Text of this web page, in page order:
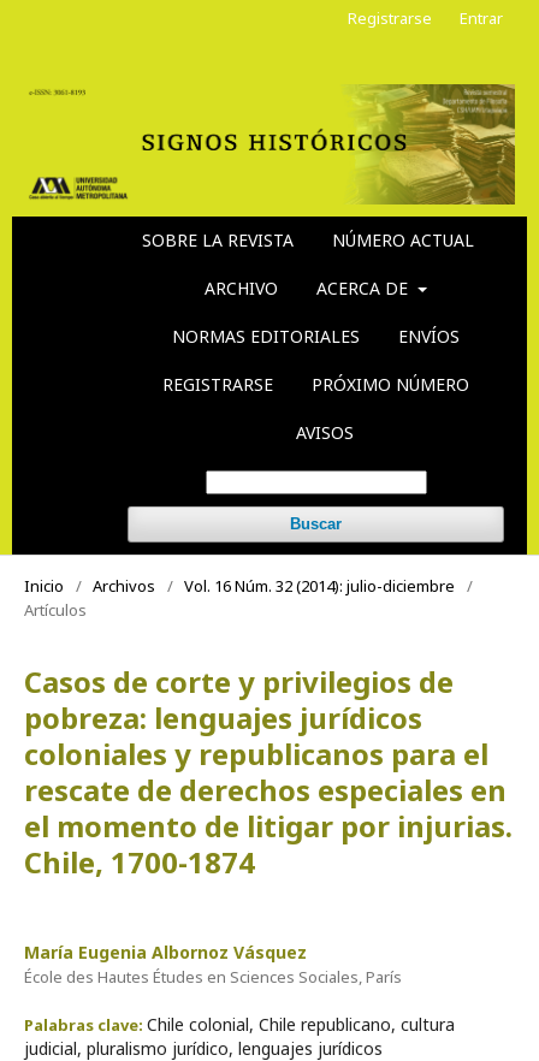
SOBRE LA REVISTA NÚMERO ACTUAL
ARCHIVO ACERCA DE
NORMAS EDITORIALES ENVÍOS
REGISTRARSE PRÓXIMO NÚMERO
AVISOS
Buscar
Registrarse Entrar
Inicio / Archivos / Vol. 16 Núm. 32 (2014): julio-diciembre
/
Artículos
Casos de corte y privilegios de
pobreza: lenguajes jurídicos
coloniales y republicanos para el
rescate de derechos especiales en
el momento de litigar por injurias.
Chile, 1700-1874
María Eugenia Albornoz Vásquez
École des Hautes Études en Sciences Sociales, París
Palabras clave: Chile colonial, Chile republicano, cultura
judicial, pluralismo jurídico, lenguajes jurídicos